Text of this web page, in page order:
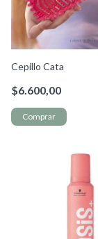
Cepillo Cata
$6.600,00